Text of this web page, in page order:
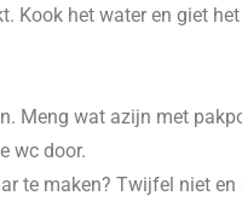
Kook het water en giet
Meng wat azijn met
wc door.
te maken? Twijfel niet